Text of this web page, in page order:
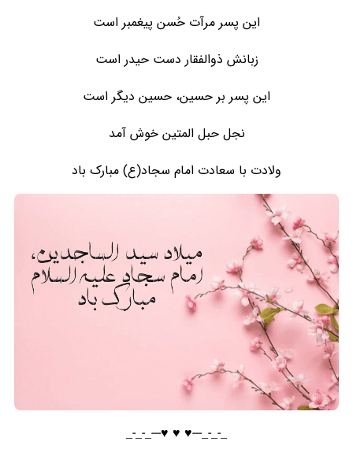
این پسر مرآت حُسن پیغمبر است
زبانش ذوالفقار دست حیدر است
این پسر بر حسین، حسین دیگر است
نجل حبل المتین خوش آمد
ولادت با سعادت امام سجاد(ع) مبارک باد
_-_-_---♥️ ♥️ ♥️---_-_-_